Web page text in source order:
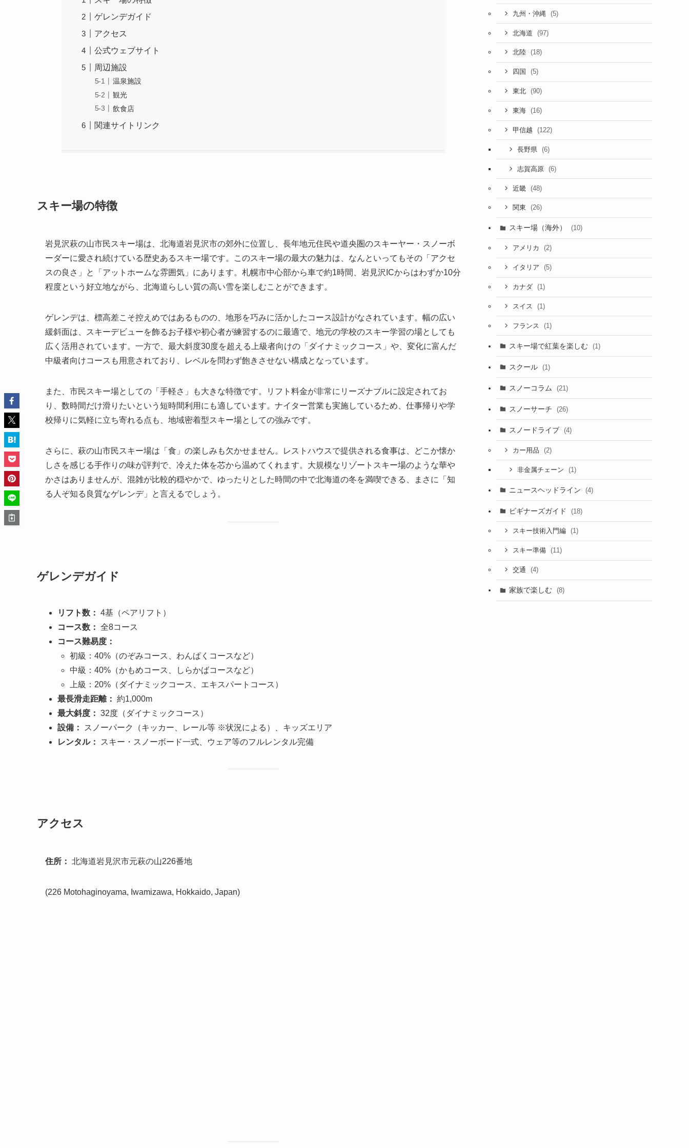
ゲレンデガイド
アクセス
公式ウェブサイト
周辺施設
温泉施設
観光
飲食店
関連サイトリンク
スキー場の特徴
岩見沢萩の山市民スキー場は、北海道岩見沢市の郊外に位置し、長年地元住民や道央圏のスキーヤー・スノーボ
ーダーに愛され続けている歴史あるスキー場です。このスキー場の最大の魅力は、なんといってもその「アクセ
スの良さ」と「アットホームな雰囲気」にあります。札幌市中心部から車で約1時間、岩見沢ICからはわずか10分
程度という好立地ながら、北海道らしい質の高い雪を楽しむことができます。
ゲレンデは、標高差こそ控えめではあるものの、地形を巧みに活かしたコース設計がなされています。幅の広い
緩斜面は、スキーデビューを飾るお子様や初心者が練習するのに最適で、地元の学校のスキー学習の場としても
広く活用されています。一方で、最大斜度30度を超える上級者向けの「ダイナミックコース」や、変化に富んだ
中級者向けコースも用意されており、レベルを問わず飽きさせない構成となっています。
また、市民スキー場としての「手軽さ」も大きな特徴です。リフト料金が非常にリーズナブルに設定されてお
り、数時間だけ滑りたいという短時間利用にも適しています。ナイター営業も実施しているため、仕事帰りや学
校帰りに気軽に立ち寄れる点も、地域密着型スキー場としての強みです。
さらに、萩の山市民スキー場は「食」の楽しみも欠かせません。レストハウスで提供される食事は、どこか懐か
しさを感じる手作りの味が評判で、冷えた体を芯から温めてくれます。大規模なリゾートスキー場のような華や
かさはありませんが、混雑が比較的穏やかで、ゆったりとした時間の中で北海道の冬を満喫できる、まさに「知
る人ぞ知る良質なゲレンデ」と言えるでしょう。
ゲレンデガイド
リフト数： 4基（ペアリフト）
コース数： 全8コース
コース難易度：
初級：40%（のぞみコース、わんぱくコースなど）
中級：40%（かもめコース、しらかばコースなど）
上級：20%（ダイナミックコース、エキスパートコース）
最長滑走距離： 約1,000m
最大斜度： 32度（ダイナミックコース）
設備：
スノーパーク（キッカー、レール等 ※状況による）、キッズエリア
レンタル：
スキー・スノーボード一式、ウェア等のフルレンタル完備
アクセス
住所： 北海道岩見沢市元萩の山226番地
(226 Motohaginoyama, Iwamizawa, Hokkaido, Japan)
九州・沖縄 (5)
北海道 (97)
北陸 (18)
四国 (5)
東北 (90)
東海 (16)
甲信越 (122)
長野県 (6)
志賀高原 (6)
近畿 (48)
関東 (26)
スキー場（海外） (10)
アメリカ (2)
イタリア (5)
カナダ (1)
スイス (1)
フランス (1)
スキー場で紅葉を楽しむ (1)
スクール (1)
スノーコラム (21)
スノーサーチ (26)
スノードライブ (4)
カー用品 (2)
非金属チェーン (1)
ニュースヘッドライン (4)
ビギナーズガイド (18)
スキー技術入門編 (1)
スキー準備 (11)
交通 (4)
家族で楽しむ (8)